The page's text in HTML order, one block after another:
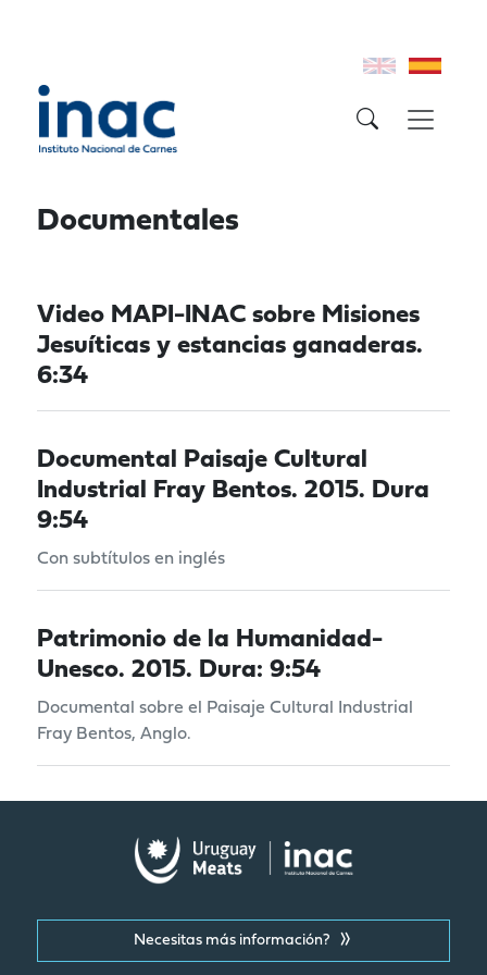
Documentales
Video MAPI-INAC sobre Misiones
Jesuíticas y estancias ganaderas.
6:34
Documental Paisaje Cultural
Industrial Fray Bentos. 2015. Dura
9:54
Con subtítulos en inglés
Patrimonio de la Humanidad-
Unesco. 2015. Dura: 9:54
Documental sobre el Paisaje Cultural Industrial
Fray Bentos, Anglo.
Necesitas más información?